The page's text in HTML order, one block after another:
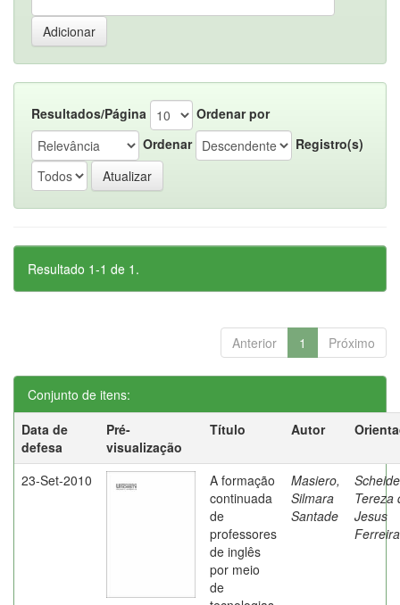
Resultados/Página
Ordenar por
Ordenar
Registro(s)
Resultado 1-1 de 1.
Anterior 1 Próximo
Conjunto de itens:
Data de
defesa
Pré-
visualização
Título Autor
23-Set-2010
A formação
continuada
de
professores
de inglês
por meio
de
Masiero,
Silmara
Santade
Tereza
Jesus
Ferreira